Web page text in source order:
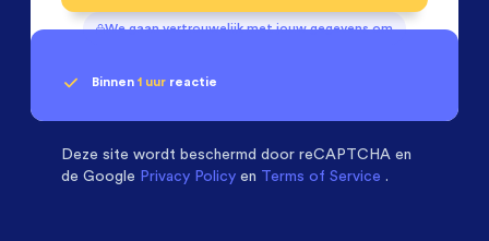
We gaan vertrouwelijk met jouw gegevens om
Binnen 1 uur reactie
een 9.3
Deze site wordt beschermd door reCAPTCHA en
de Google Privacy Policy en Terms of Service .